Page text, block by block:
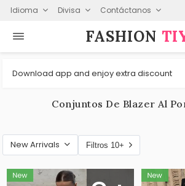
Idioma Divisa Contáctanos
FASHION⁠
Download app and enjoy extra discount
Conjuntos De Blazer Al
New Arrivals Filtros 10+